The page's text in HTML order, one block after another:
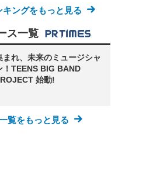
キングをもっと見る
ス一覧
まれ、未来のミュージシャ
！TEENS BIG BAND
始動!
覧をもっと見る